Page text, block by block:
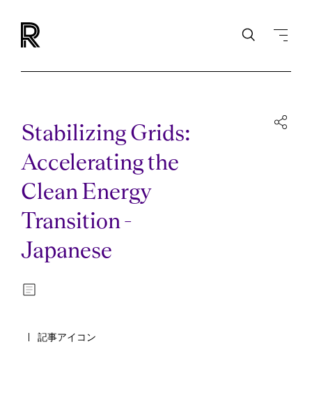
Stabilizing Grids:
Accelerating the
Clean Energy
Transition -
Japanese
記事アイコン